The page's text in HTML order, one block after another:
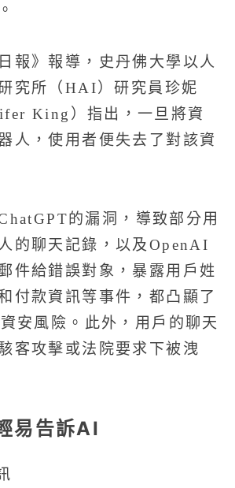
報》報導，史丹佛大學以人
究所（HAI）研究員珍妮
King）指出，一旦將資
人，使用者便失去了對該資
的漏洞，導致部分用
的聊天記錄，以及OpenAI
件給錯誤對象，暴露用戶姓
付款資訊等事件，都凸顯了
安風險。此外，用戶的聊天
客攻擊或法院要求下被洩
易告訴AI